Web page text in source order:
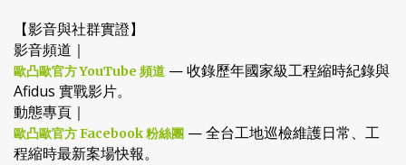
【影音與社群實證】
影音頻道｜
歐凸歐官方 YouTube 頻道 — 收錄歷年國家級工程縮時紀錄與
Afidus 實戰影片。
動態專頁｜
歐凸歐官方 Facebook 粉絲團 — 全台工地巡檢維護日常、工
程縮時最新案場快報。